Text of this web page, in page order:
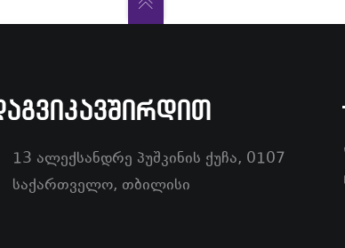
13 ალექსანდრე პუშკინის ქუჩა, 0107
საქართველო, თბილისი